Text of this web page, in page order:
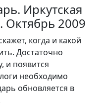
Иркутская
Октябрь 2009
когда и какой
Достаточно
и появится
необходимо
обновляется в